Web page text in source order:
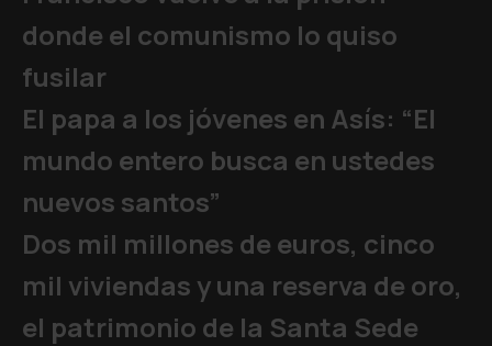
donde el comunismo lo quiso
fusilar
El papa a los jóvenes en Asís: “El
mundo entero busca en ustedes
nuevos santos”
Dos mil millones de euros, cinco
mil viviendas y una reserva de oro,
el patrimonio de la Santa Sede